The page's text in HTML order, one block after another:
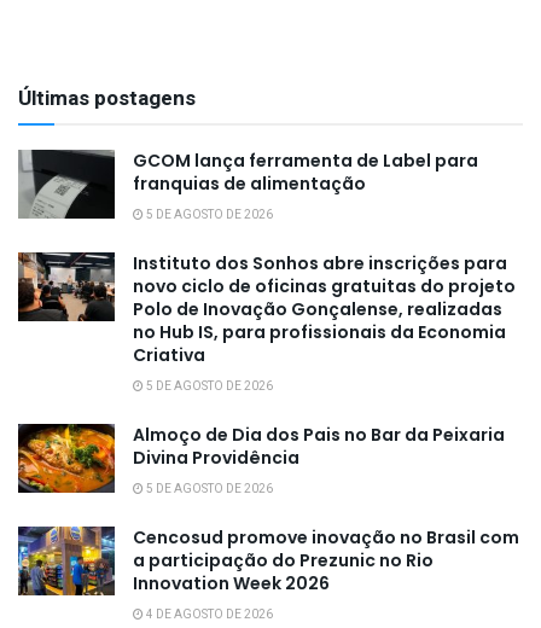
Últimas postagens
GCOM lança ferramenta de Label para
franquias de alimentação
5 DE AGOSTO DE 2026
Instituto dos Sonhos abre inscrições para
novo ciclo de oficinas gratuitas do projeto
Polo de Inovação Gonçalense, realizadas
no Hub IS, para profissionais da Economia
Criativa
5 DE AGOSTO DE 2026
Almoço de Dia dos Pais no Bar da Peixaria
Divina Providência
5 DE AGOSTO DE 2026
Cencosud promove inovação no Brasil com
a participação do Prezunic no Rio
Innovation Week 2026
4 DE AGOSTO DE 2026